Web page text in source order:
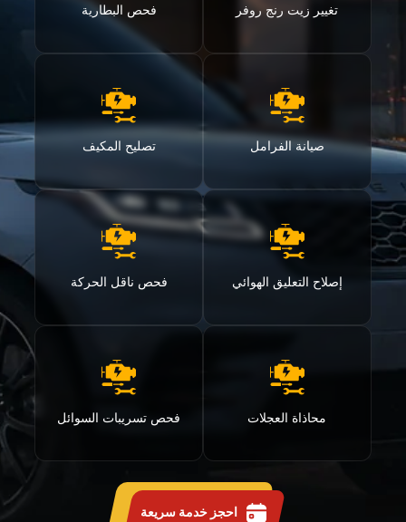
تغيير زيت رنج روفر فحص البطارية
صيانة الفرامل تصليح المكيف
إصلاح التعليق الهوائي فحص ناقل الحركة
محاذاة العجلات فحص تسريبات السوائل
احجز خدمة سريعة